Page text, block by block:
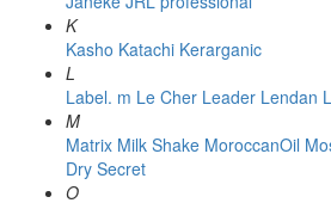
K
Kasho Katachi Kerarganic
L
Label. m Le Cher Leader Lendan
M
Matrix Milk Shake MoroccanOil
Dry Secret
O